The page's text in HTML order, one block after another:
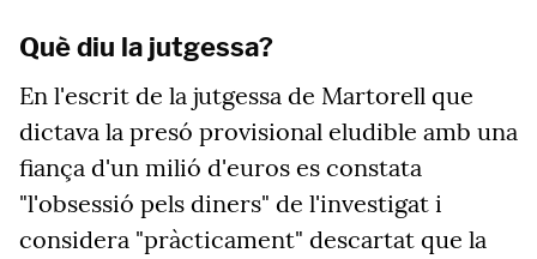
Què diu la jutgessa?
En l'escrit de la jutgessa de Martorell que
dictava la presó provisional eludible amb una
fiança d'un milió d'euros es constata
"l'obsessió pels diners" de l'investigat i
considera "pràcticament" descartat que la